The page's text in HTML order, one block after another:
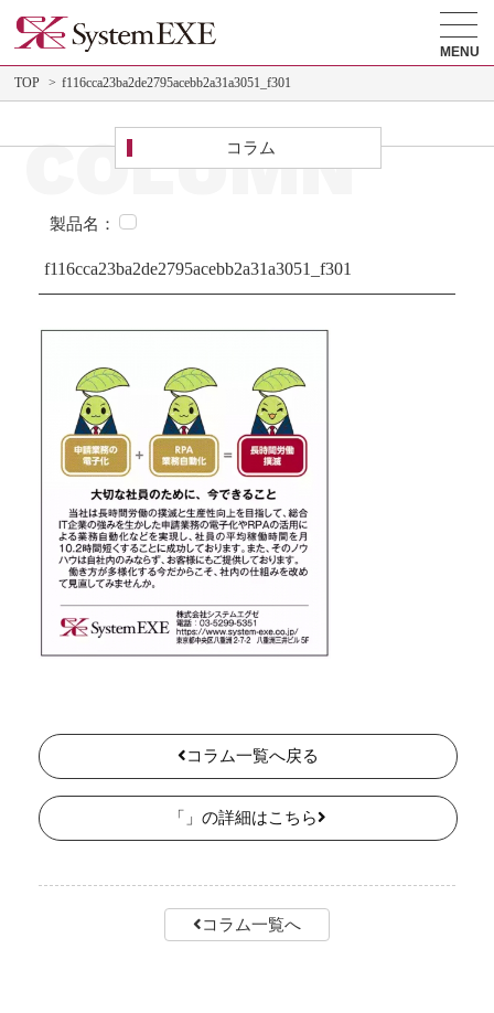
MENU
TOP
f116cca23ba2de2795acebb2a31a3051_f301
コラム
COLUMN
製品名：
f116cca23ba2de2795acebb2a31a3051_f301
コラム一覧へ戻る
「」の詳細はこちら
コラム一覧へ